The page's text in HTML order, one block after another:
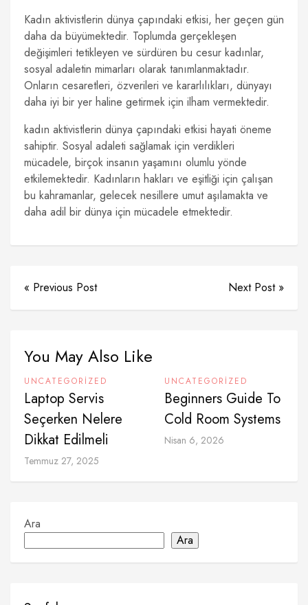
Kadın aktivistlerin dünya çapındaki etkisi, her geçen gün
daha da büyümektedir. Toplumda gerçekleşen
değişimleri tetikleyen ve sürdüren bu cesur kadınlar,
sosyal adaletin mimarları olarak tanımlanmaktadır.
Onların cesaretleri, özverileri ve kararlılıkları, dünyayı
daha iyi bir yer haline getirmek için ilham vermektedir.
kadın aktivistlerin dünya çapındaki etkisi hayati öneme
sahiptir. Sosyal adaleti sağlamak için verdikleri
mücadele, birçok insanın yaşamını olumlu yönde
etkilemektedir. Kadınların hakları ve eşitliği için çalışan
bu kahramanlar, gelecek nesillere umut aşılamakta ve
daha adil bir dünya için mücadele etmektedir.
« Previous Post Next Post »
You May Also Like
UNCATEGORIZED
Laptop Servis
Seçerken Nelere
Dikkat Edilmeli
Temmuz 27, 2025
UNCATEGORIZED
Beginners Guide To
Cold Room Systems
Nisan 6, 2026
Ara
Ara